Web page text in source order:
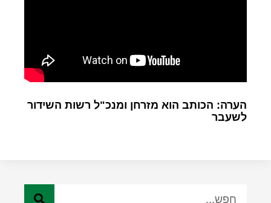
הערה: הכותב הוא מזרחן ומנכ"ל רשות השידור
לשעבר